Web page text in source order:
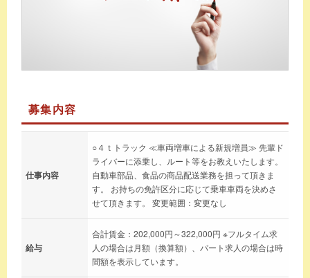
募集内容
仕事内容
○４ｔトラック ≪車両増車による新規増員≫ 先輩ド
ライバーに添乗し、ルート等をお教えいたします。
自動車部品、食品の商品配送業務を担って頂きま
す。 お持ちの免許区分に応じて乗車車両を決めさ
せて頂きます。 変更範囲：変更なし
給与
合計賃金：202,000円～322,000円 ※フルタイム求
人の場合は月額（換算額）、パート求人の場合は時
間額を表示しています。